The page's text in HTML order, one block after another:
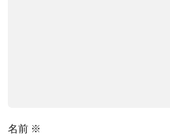
名前 ※